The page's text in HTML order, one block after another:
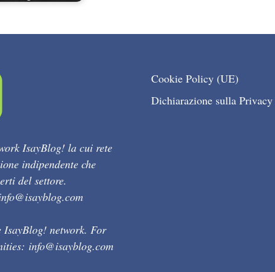
IsayBlog! la cui rete
indipendente che
del settore.
IsayBlog! network. For
info@isayblog.com
Cookie Policy (UE)
Dichiarazione sulla